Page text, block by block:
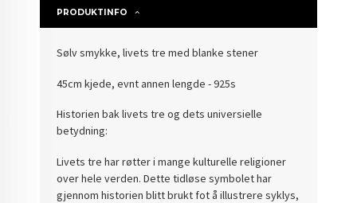
PRODUKTINFO
Sølv smykke, livets tre med blanke stener
45cm kjede, evnt annen lengde - 925s
Historien bak livets tre og dets universielle
betydning:
Livets tre har røtter i mange kulturelle religioner
over hele verden. Dette tidløse symbolet har
gjennom historien blitt brukt fot å illustrere syklys,